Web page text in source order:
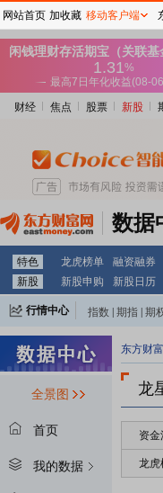
财经 焦点 股票 新股
数据
特色 龙虎榜单 融资融券
新股
新股申购 新股日历
行情中心 指数 期指 期
全景图
首页
我的数据
东方财
龙
资金
龙虎
网站首页 加收藏 移动客户端